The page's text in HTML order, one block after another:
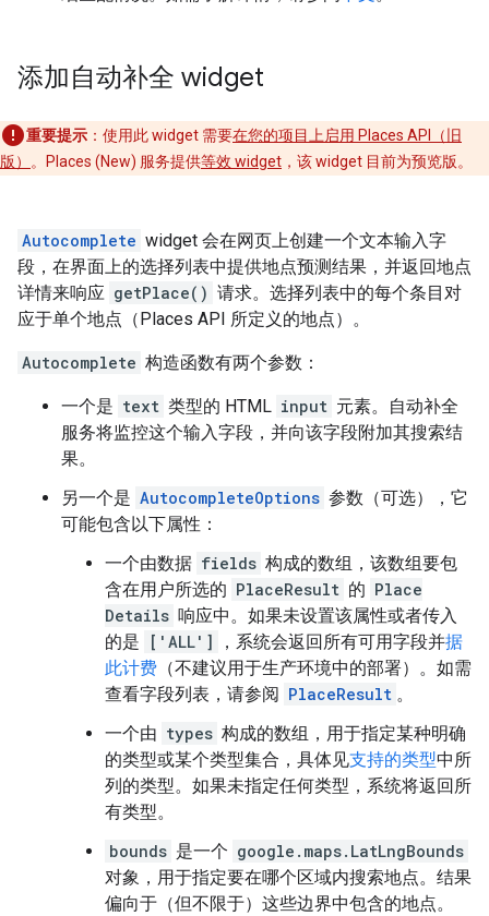
添加自动补全 widget
重要提示 ：使用此 widget 需要在您的项目上启用 Places API（旧
版）
。Places (New) 服务提供等效 widget ，该 widget 目前为预览版。
Autocomplete widget 会在网页上创建一个文本输入字
段，在界面上的选择列表中提供地点预测结果，并返回地点
详情来响应 getPlace() 请求。选择列表中的每个条目对
应于单个地点（Places API 所定义的地点）。
Autocomplete 构造函数有两个参数：
一个是 text 类型的 HTML input 元素。自动补全
服务将监控这个输入字段，并向该字段附加其搜索结
果。
另一个是 AutocompleteOptions 参数（可选），它
可能包含以下属性：
一个由数据 fields 构成的数组，该数组要包
含在用户所选的 PlaceResult 的 Place
Details 响应中。如果未设置该属性或者传入
的是
['ALL'] ，系统会返回所有可用字段并据
此计费 （不建议用于生产环境中的部署）。如需
查看字段列表，请参阅 PlaceResult 。
一个由 types 构成的数组，用于指定某种明确
的类型或某个类型集合，具体见支持的类型中所
列的类型。如果未指定任何类型，系统将返回所
有类型。
bounds 是一个 google.maps.LatLngBounds
对象，用于指定要在哪个区域内搜索地点。结果
偏向于（但不限于）这些边界中包含的地点。